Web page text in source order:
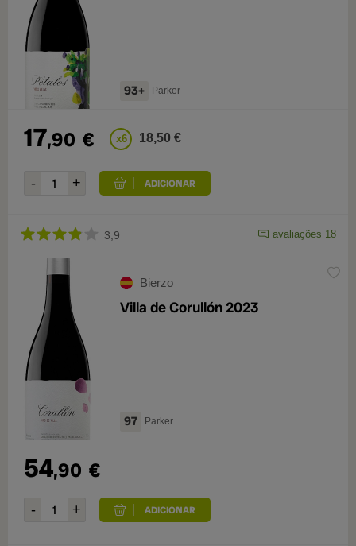
93+ Parker
17,90 € x6 18,50 €
3,9 avaliações 18
Bierzo
Villa de Corullón 2023
97 Parker
54,90 €